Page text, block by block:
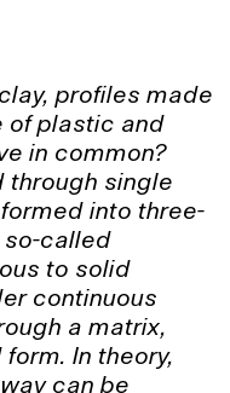
profiles made
of plastic and
in common?
through single
into three-
so-called
to solid
continuous
a matrix,
In theory,
can be